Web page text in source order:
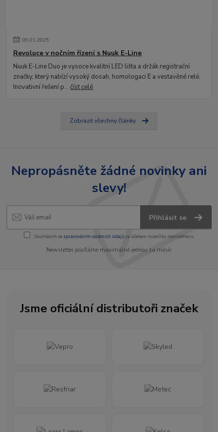
09.01.2025
Revoluce v nočním řízení s Nuuk E-Line
Nuuk E-Line Duo je vysoce kvalitní LED lišta a držák registrační
značky, který nabízí vysoký dosah, homologaci E a vestavěné relé.
Inovativní řešení p...číst celé
Zobrazit všechny články
Nepropásněte žádné novinky ani
slevy!
Přihlásit se
Souhlasím se zpracováním osobních údajůza účelem rozesílky newsletteru.
Newsletter posíláme maximálně jednou za měsíc
Jsme oficiální distributoři značek